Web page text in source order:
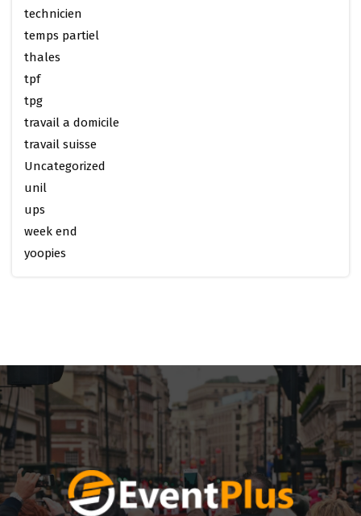
technicien
temps partiel
thales
tpf
tpg
travail a domicile
travail suisse
Uncategorized
unil
ups
week end
yoopies